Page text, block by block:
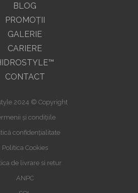
BLOG
PROMOŢII
GALERIE
CARIERE
CONTACT
2024 © Copyright
și condițiile
confidențialitate
Politica Cookies
de livrare si retur
ANPC